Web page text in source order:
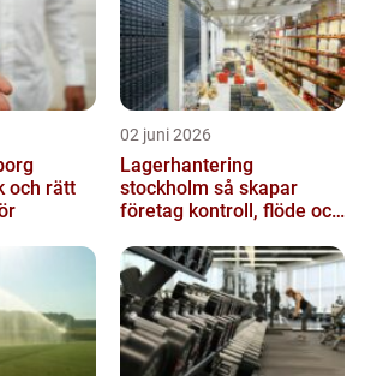
och rätt
02 juni 2026
Lagerhantering
stockholm så skapar
företag kontroll, flöde och